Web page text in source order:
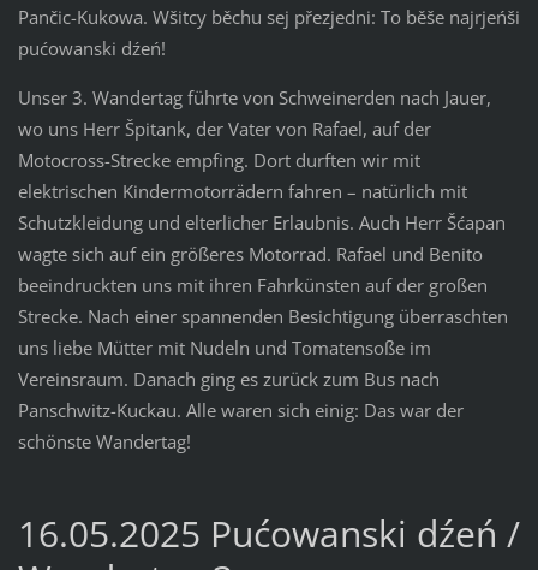
Pančic-Kukowa. Wšitcy běchu sej přezjedni: To běše najrjeńši
pućowanski dźeń!
Unser 3. Wandertag führte von Schweinerden nach Jauer,
wo uns Herr Špitank, der Vater von Rafael, auf der
Motocross-Strecke empfing. Dort durften wir mit
elektrischen Kindermotorrädern fahren – natürlich mit
Schutzkleidung und elterlicher Erlaubnis. Auch Herr Šćapan
wagte sich auf ein größeres Motorrad. Rafael und Benito
beeindruckten uns mit ihren Fahrkünsten auf der großen
Strecke. Nach einer spannenden Besichtigung überraschten
uns liebe Mütter mit Nudeln und Tomatensoße im
Vereinsraum. Danach ging es zurück zum Bus nach
Panschwitz-Kuckau. Alle waren sich einig: Das war der
schönste Wandertag!
16.05.2025 Pućowanski dźeń /